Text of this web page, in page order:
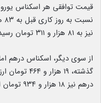
قیمت توافقی هر اسکناس یورو
نیز به ۸۱ هزار و ۳۱۱ تومان رسیده است.
از سوی دیگر، اسکناس درهم
گذشته، ۱۹
درهم نیز ۱۸ هزار و ۹۳۴ تومان است.